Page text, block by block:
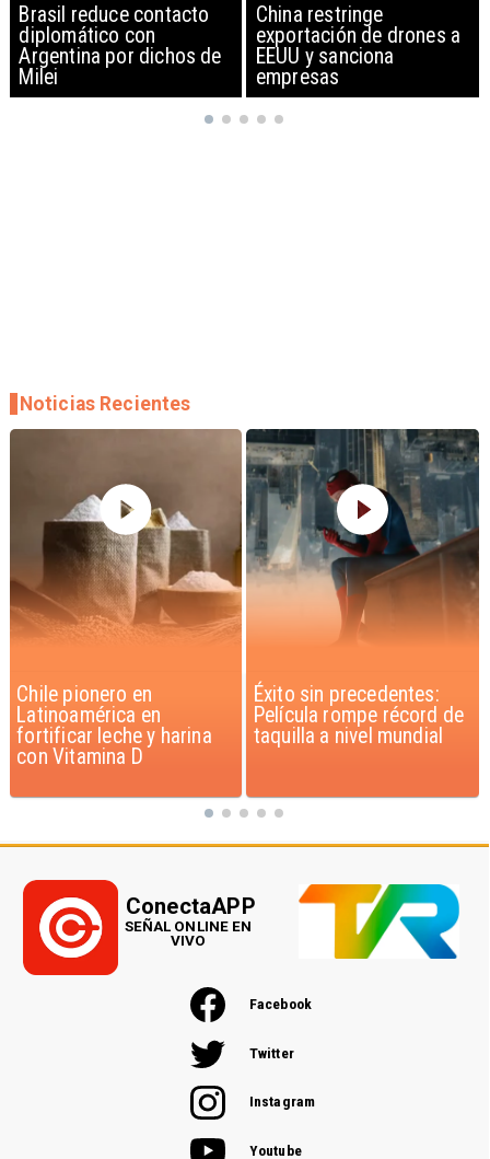
China restringe
exportación de drones a
EEUU y sanciona
empresas
Papa León XIV anuncia
gira por Sudamérica
Éxito sin precedentes:
Película rompe récord de
taquilla a nivel mundial
Corte Suprema confirma
pago de $1.000 millones
por caso ProCultura
Noticias Recientes
Facebook
Twitter
Instagram
Youtube
ConectaAPP
SEÑAL ONLINE EN
VIVO